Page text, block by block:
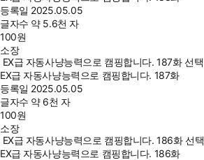
등록일 2025.05.05
글자수 약 5.6천 자
100원
소장
EX급 자동사냥능력으로 캠핑합니다. 187화 선택
EX급 자동사냥능력으로 캠핑합니다. 187화
등록일 2025.05.05
글자수 약 6천 자
100원
소장
EX급 자동사냥능력으로 캠핑합니다. 186화 선택
EX급 자동사냥능력으로 캠핑합니다. 186화